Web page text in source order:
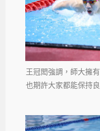
王冠閎強調，師大擁
也期許大家都能保持